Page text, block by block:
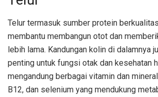
Telur termasuk sumber protein
membantu membangun otot dan
lebih lama. Kandungan kolin di dalamnya
penting untuk fungsi otak dan kesehatan
mengandung berbagai vitamin dan
B12, dan selenium yang mendukung